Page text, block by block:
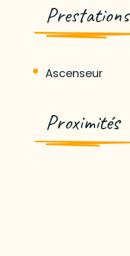
Prestations
Ascenseur
Proximités